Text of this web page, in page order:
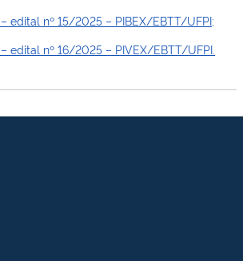
edital nº 15/2025 – PIBEX/EBTT/UFPI;
edital nº 16/2025 – PIVEX/EBTT/UFPI.